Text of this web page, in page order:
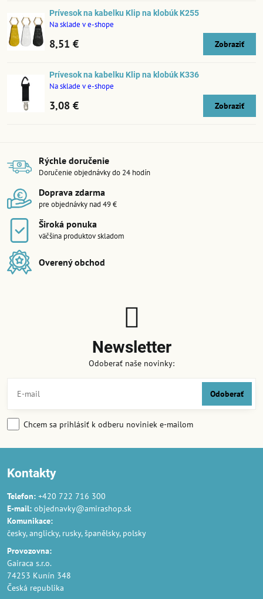
Prívesok na kabelku Klip na klobúk K255
Na sklade v e-shope
8,51 € Zobraziť
Prívesok na kabelku Klip na klobúk K336
Na sklade v e-shope
3,08 € Zobraziť
Rýchle doručenie
Doručenie objednávky do 24 hodín
Doprava zdarma
pre objednávky nad 49 €
Široká ponuka
väčšina produktov skladom
Overený obchod
Newsletter
Odoberať naše novinky:
Odoberať
Chcem sa prihlásiť k odberu noviniek e-mailom
Kontakty
Telefon: +420 722 716 300
E-mail: objednavky@amirashop.sk
Komunikace:
česky, anglicky, rusky, španělsky, polsky
Provozovna:
Gairaca s.r.o.
74253 Kunín 348
Česká republika